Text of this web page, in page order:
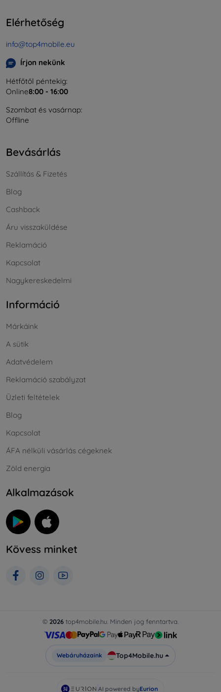
Elérhetőség
info@top4mobile.eu
Írjon nekünk
Hétfőtől péntekig:
Online8:00 - 16:00
Szombat és vasárnap:
Offline
Bevásárlás
Szállítás & Fizetés
Blog
Cashback
Áru visszaküldése
Reklamáció
Kapcsolat
Nagykereskedelmi
Információ
Márkáink
A sütik
Adatvédelem
Reklamáció szabályzat
Üzleti feltételek
Blog
Kapcsolat
ÁFA nélküli vásárlás cégeknek
Zöld energia
Alkalmazások
Kövess minket
© 2026 top4mobile.hu. Minden jog fenntartva.
Webáruházaink Top4Mobile.hu
AI powered byEurion